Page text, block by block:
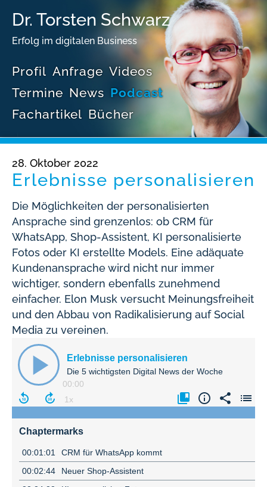
Dr. Torsten Schwarz
Erfolg im digitalen Business
Profil Anfrage Videos
Termine News Podcast
Fachartikel Bücher
28. Oktober 2022
Erlebnisse personalisieren
Die Möglichkeiten der personalisierten
Ansprache sind grenzenlos: ob CRM für
WhatsApp, Shop-Assistent, KI personalisierte
Fotos oder KI erstellte Models. Eine adäquate
Kundenansprache wird nicht nur immer
wichtiger, sondern ebenfalls zunehmend
einfacher. Elon Musk versucht Meinungsfreiheit
und den Abbau von Radikalisierung auf Social
Media zu vereinen.